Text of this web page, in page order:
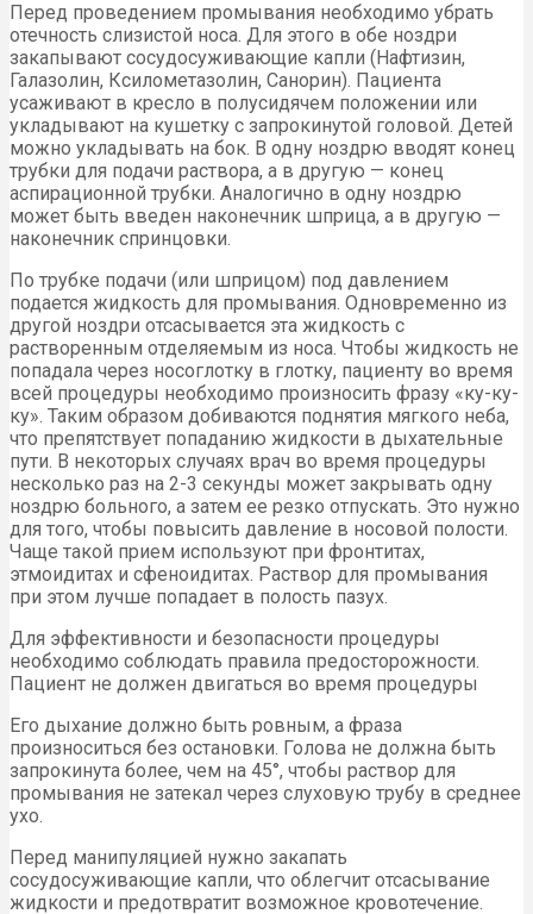
Перед проведением промывания необходимо убрать
отечность слизистой носа. Для этого в обе ноздри
закапывают сосудосуживающие капли (Нафтизин,
Галазолин, Ксилометазолин, Санорин). Пациента
усаживают в кресло в полусидячем положении или
укладывают на кушетку с запрокинутой головой. Детей
можно укладывать на бок. В одну ноздрю вводят конец
трубки для подачи раствора, а в другую — конец
аспирационной трубки. Аналогично в одну ноздрю
может быть введен наконечник шприца, а в другую —
наконечник спринцовки.
По трубке подачи (или шприцом) под давлением
подается жидкость для промывания. Одновременно из
другой ноздри отсасывается эта жидкость с
растворенным отделяемым из носа. Чтобы жидкость не
попадала через носоглотку в глотку, пациенту во время
всей процедуры необходимо произносить фразу «ку-ку-
ку». Таким образом добиваются поднятия мягкого неба,
что препятствует попаданию жидкости в дыхательные
пути. В некоторых случаях врач во время процедуры
несколько раз на 2-3 секунды может закрывать одну
ноздрю больного, а затем ее резко отпускать. Это нужно
для того, чтобы повысить давление в носовой полости.
Чаще такой прием используют при фронтитах,
этмоидитах и сфеноидитах. Раствор для промывания
при этом лучше попадает в полость пазух.
Для эффективности и безопасности процедуры
необходимо соблюдать правила предосторожности.
Пациент не должен двигаться во время процедуры
Его дыхание должно быть ровным, а фраза
произноситься без остановки. Голова не должна быть
запрокинута более, чем на 45°, чтобы раствор для
промывания не затекал через слуховую трубу в среднее
ухо.
Перед манипуляцией нужно закапать
сосудосуживающие капли, что облегчит отсасывание
жидкости и предотвратит возможное кровотечение.